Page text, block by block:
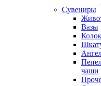
Сувениры
Вазы
чаши